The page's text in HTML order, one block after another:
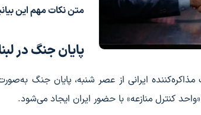
متن نکات مهم این
پایان جنگ در
مذاکره‌کننده ایرانی از عصر شنبه، پایان جنگ
کنترل منازعه» با حضور ایران ایجاد می‌شود.